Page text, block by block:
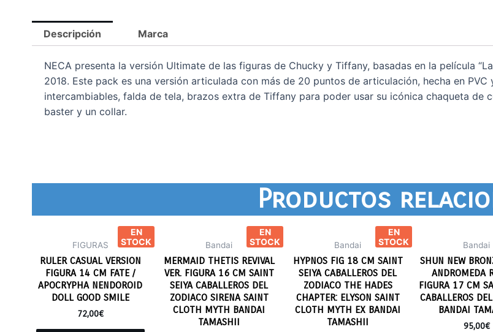
Descripción Marca
NECA presenta la versión Ultimate de las figuras de Chucky y Tiffany, basadas en la película
2018. Este pack es una versión articulada con más de 20 puntos de articulación, hecha en
intercambiables, falda de tela, brazos extra de Tiffany para poder usar su icónica chaqueta de
baster y un collar.
Productos
EN
STOCK
FIGURAS
RULER CASUAL VERSION
FIGURA 14 CM FATE /
APOCRYPHA NENDOROID
DOLL GOOD SMILE
72,00€
EN
STOCK
Bandai
MERMAID THETIS REVIVAL
VER. FIGURA 16 CM SAINT
SEIYA CABALLEROS DEL
ZODIACO SIRENA SAINT
CLOTH MYTH BANDAI
TAMASHII
EN
STOCK
Bandai
HYPNOS FIG 18 CM SAINT
SEIYA CABALLEROS DEL
ZODIACO THE HADES
CHAPTER: ELYSON SAINT
CLOTH MYTH EX BANDAI
TAMASHII
Bandai
SHUN NEW
ANDROMEDA
FIGURA 17 CM
CABALLEROS
BANDAI
95,00€